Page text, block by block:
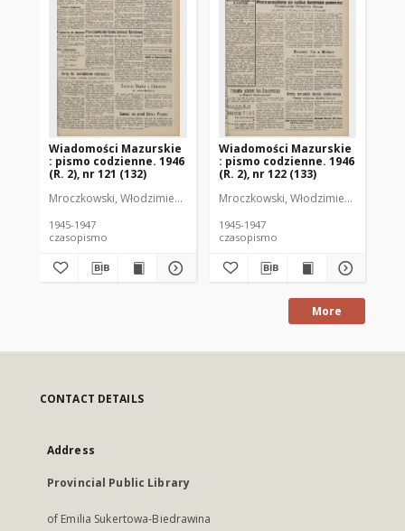
Wiadomości Mazurskie
: pismo codzienne. 1946
(R. 2), nr 121 (132)
Mroczkowski, Włodzimierz (1902-1971). Redaktor
1945-1947
czasopismo
Wiadomości Mazurskie
: pismo codzienne. 1946
(R. 2), nr 122 (133)
Mroczkowski, Włodzimierz (1902-
1945-1947
czasopismo
More
CONTACT DETAILS
Address
Provincial Public Library
of Emilia Sukertowa-Biedrawina